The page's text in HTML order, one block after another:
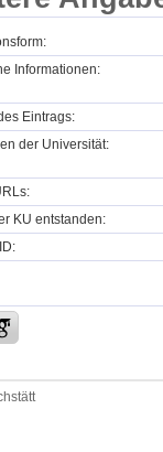
Informationen:
Eintrags:
der Universität:
KU entstanden: